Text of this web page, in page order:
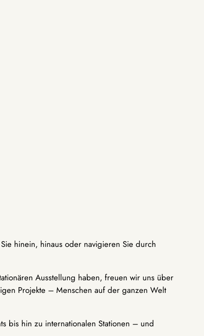
hinein, hinaus oder navigieren Sie durch
Ausstellung haben, freuen wir uns über
Projekte – Menschen auf der ganzen Welt
bis hin zu internationalen Stationen – und